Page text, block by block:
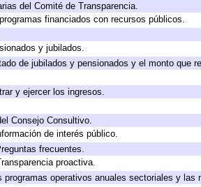
del Comité de Transparencia.
financiados con recursos públicos.
y jubilados.
de jubilados y pensionados y el monto que
y ejercer los ingresos.
Consejo Consultivo.
de interés público.
frecuentes.
proactiva.
operativos anuales sectoriales y